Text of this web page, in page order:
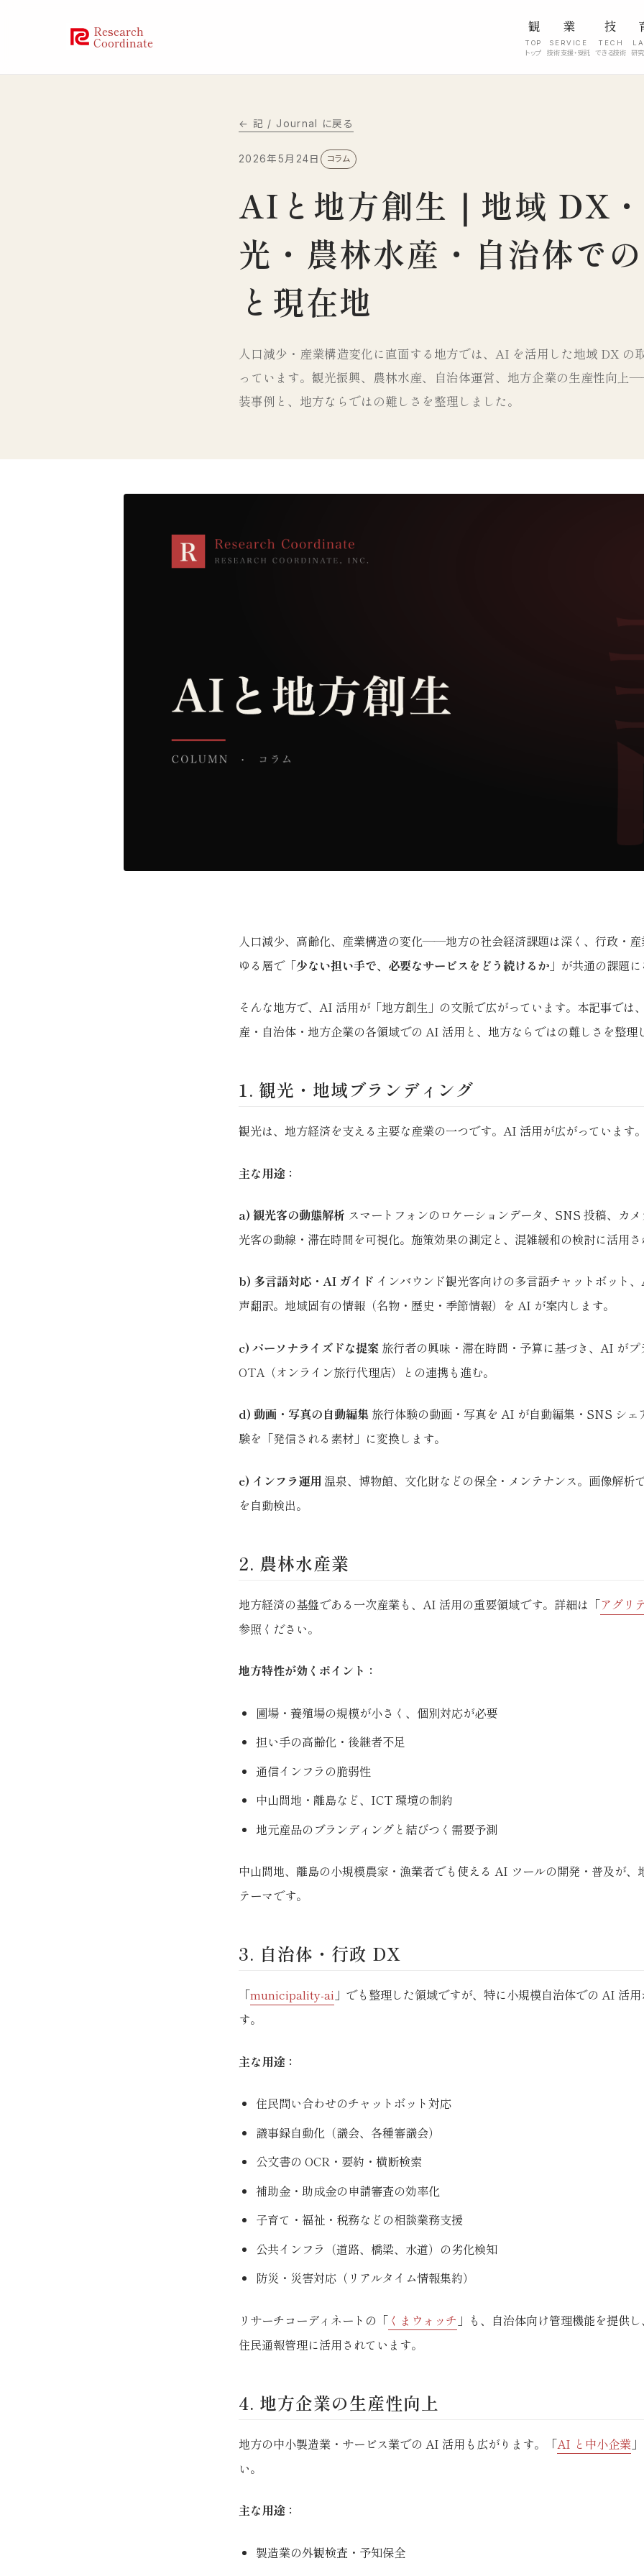
Research
Coordinate
観
TOP
トップ
業
SERVICE
技術支援・受託
技
TECH
できる技術
研
← 記 / Journal に戻る
2026年5月24日 コラム
AIと地方創生｜地域 DX
光・農林水産・自治体で
と現在地
人口減少・産業構造変化に直面する地方では、AI を活用した地域 DX の
っています。観光振興、農林水産、自治体運営、地方企業の生産性向上
装事例と、地方ならではの難しさを整理しました。
人口減少、高齢化、産業構造の変化——地方の社会経済課題は深く、行政・産
ゆる層で「少ない担い手で、必要なサービスをどう続けるか 」が共通の課題に
そんな地方で、AI 活用が「地方創生」の文脈で広がっています。本記事では
産・自治体・地方企業の各領域での AI 活用と、地方ならではの難しさを整理
1. 観光・地域ブランディング
観光は、地方経済を支える主要な産業の一つです。AI 活用が広がっています。
主な用途：
a) 観光客の動態解析 スマートフォンのロケーションデータ、SNS 投稿、カ
光客の動線・滞在時間を可視化。施策効果の測定と、混雑緩和の検討に活用さ
b) 多言語対応・AI ガイド インバウンド観光客向けの多言語チャットボット
声翻訳。地域固有の情報（名物・歴史・季節情報）を AI が案内します。
c) パーソナライズドな提案 旅行者の興味・滞在時間・予算に基づき、AI がプ
OTA（オンライン旅行代理店）との連携も進む。
d) 動画・写真の自動編集 旅行体験の動画・写真を AI が自動編集・SNS シェ
験を「発信される素材」に変換します。
e) インフラ運用 温泉、博物館、文化財などの保全・メンテナンス。画像解析
を自動検出。
2. 農林水産業
地方経済の基盤である一次産業も、AI 活用の重要領域です。詳細は「アグリ
参照ください。
地方特性が効くポイント：
圃場・養殖場の規模が小さく、個別対応が必要
担い手の高齢化・後継者不足
通信インフラの脆弱性
中山間地・離島など、ICT 環境の制約
地元産品のブランディングと結びつく需要予測
中山間地、離島の小規模農家・漁業者でも使える AI ツールの開発・普及が、
テーマです。
3. 自治体・行政 DX
「municipality-ai 」でも整理した領域ですが、特に小規模自治体での AI 活
す。
主な用途：
住民問い合わせのチャットボット対応
議事録自動化（議会、各種審議会）
公文書の OCR・要約・横断検索
補助金・助成金の申請審査の効率化
子育て・福祉・税務などの相談業務支援
公共インフラ（道路、橋梁、水道）の劣化検知
防災・災害対応（リアルタイム情報集約）
リサーチコーディネートの「 くまウォッチ 」も、自治体向け管理機能を提供
住民通報管理に活用されています。
4. 地方企業の生産性向上
地方の中小製造業・サービス業での AI 活用も広がります。「AI と中小企業
い。
主な用途：
製造業の外観検査・予知保全